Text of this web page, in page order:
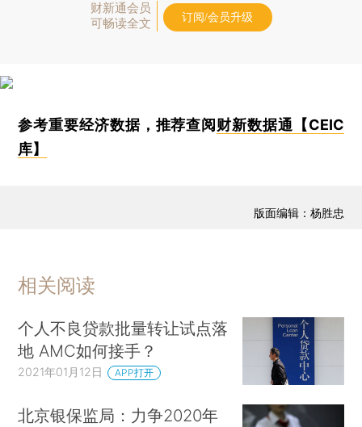
财新通会员
可畅读全文
订阅/会员升级
参考重要经济数据，推荐查阅财新数据通【CEIC
库】
版面编辑：杨胜忠
相关阅读
个人不良贷款批量转让试点落
地 AMC如何接手？
2021年01月12日 APP打开
北京银保监局：力争2020年